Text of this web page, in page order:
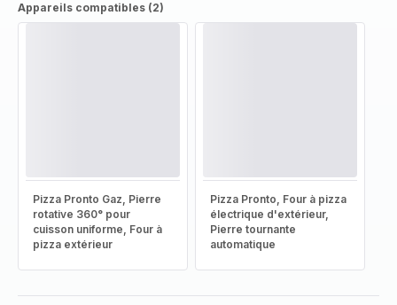
Appareils compatibles (2)
Pizza Pronto Gaz, Pierre
rotative 360° pour
cuisson uniforme, Four à
pizza extérieur
Pizza Pronto, Four à pizza
électrique d'extérieur,
Pierre tournante
automatique